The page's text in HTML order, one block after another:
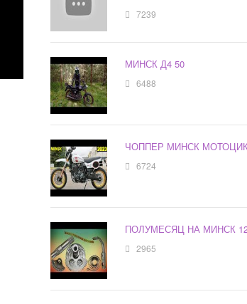
7239
МИНСК Д4 50
6488
ЧОППЕР МИНСК
6724
ПОЛУМЕСЯЦ НА МИНСК
2965